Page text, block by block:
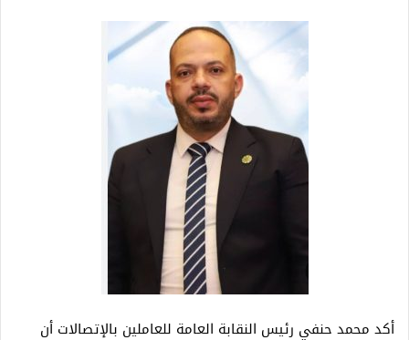
أكد محمد حنفي رئيس النقابة العامة للعاملين بالإتصالات أن